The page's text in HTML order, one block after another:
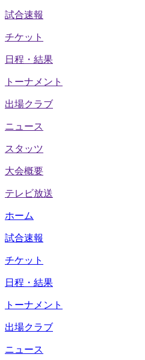
試合速報
チケット
日程・結果
トーナメント
出場クラブ
ニュース
スタッツ
大会概要
テレビ放送
ホーム
試合速報
チケット
日程・結果
トーナメント
出場クラブ
ニュース